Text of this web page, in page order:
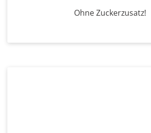
Ohne Zuckerzusatz!